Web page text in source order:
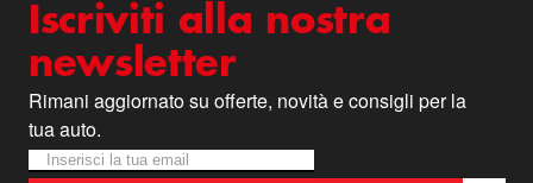
Iscriviti alla nostra
newsletter
Rimani aggiornato su offerte, novità e consigli per la
tua auto.
Newsletter
Iscriviti alla nostra Newsletter: